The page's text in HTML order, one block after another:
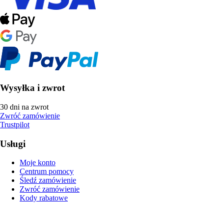
Wysyłka i zwrot
30 dni na zwrot
Zwróć zamówienie
Trustpilot
Usługi
Moje konto
Centrum pomocy
Śledź zamówienie
Zwróć zamówienie
Kody rabatowe